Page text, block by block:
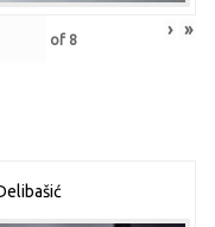
of 8 › »